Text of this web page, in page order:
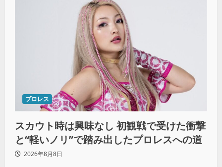
プロレス
スカウト時は興味なし 初観戦で受けた衝撃
と“軽いノリ”で踏み出したプロレスへの道
2026年8月8日